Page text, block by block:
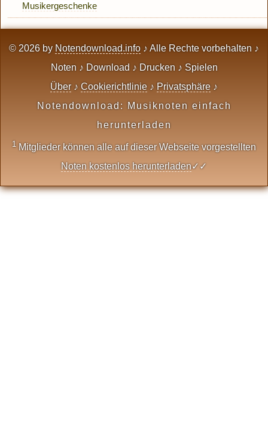
Musikergeschenke
© 2026 by Notendownload.info ♪ Alle Rechte vorbehalten ♪
Noten ♪ Download ♪ Drucken ♪ Spielen
Über ♪ Cookierichtlinie ♪ Privatsphäre ♪
Notendownload: Musiknoten einfach
herunterladen
1 Mitglieder können alle auf dieser Webseite vorgestellten
Noten kostenlos herunterladen✓✓